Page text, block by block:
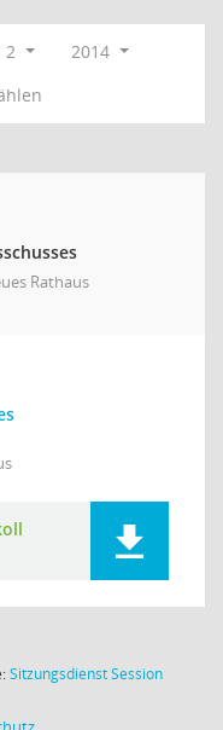
2
2014
Rathaus
SitzungsdienstSession(Wird in